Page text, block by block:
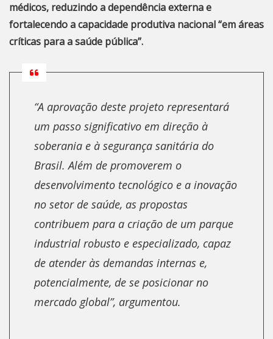
médicos, reduzindo a dependência externa e
fortalecendo a capacidade produtiva nacional “em áreas
críticas para a saúde pública”.
“A aprovação deste projeto representará
um passo significativo em direção à
soberania e à segurança sanitária do
Brasil. Além de promoverem o
desenvolvimento tecnológico e a inovação
no setor de saúde, as propostas
contribuem para a criação de um parque
industrial robusto e especializado, capaz
de atender às demandas internas e,
potencialmente, de se posicionar no
mercado global”, argumentou.